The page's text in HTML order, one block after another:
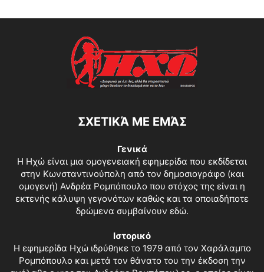
ΣΧΕΤΙΚΆ ΜΕ ΕΜΆΣ
Γενικά
Η Ηχώ είναι μια ομογενειακή εφημερίδα που εκδίδεται
στην Κωνσταντινούπολη από τον δημοσιογράφο (και
ομογενή) Ανδρέα Ρομπόπουλο που στόχος της είναι η
εκτενής κάλυψη γεγονότων καθώς και τα οποιαδήποτε
δρώμενα συμβαίνουν εδώ.
Ιστορικό
Η εφημερίδα Ηχώ ιδρύθηκε το 1979 από τον Χαράλαμπο
Ρομπόπουλο και μετά τον θάνατο του την έκδοση την